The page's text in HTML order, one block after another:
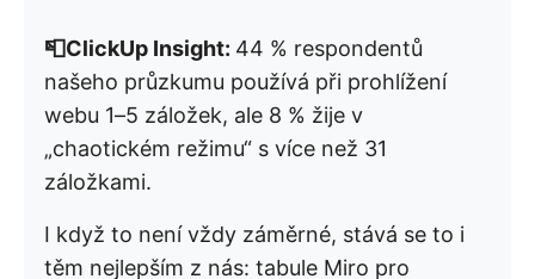
📮ClickUp Insight: 44 % respondentů
našeho průzkumu používá při prohlížení
webu 1–5 záložek, ale 8 % žije v
„chaotickém režimu“ s více než 31
záložkami.
I když to není vždy záměrné, stává se to i
těm nejlepším z nás: tabule Miro pro